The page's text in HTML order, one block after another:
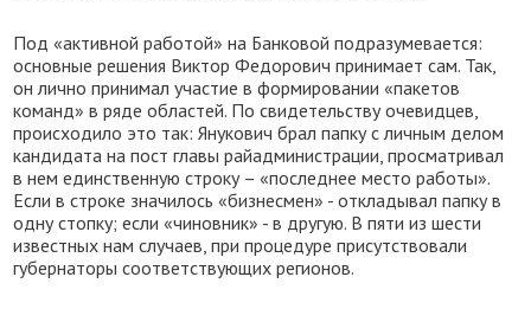
Под «активной работой» на Банковой подразумевается:
основные решения Виктор Федорович принимает сам. Так,
он лично принимал участие в формировании «пакетов
команд» в ряде областей. По свидетельству очевидцев,
происходило это так: Янукович брал папку с личным делом
кандидата на пост главы райадминистрации, просматривал
в нем единственную строку – «последнее место работы».
Если в строке значилось «бизнесмен» - откладывал папку в
одну стопку; если «чиновник» - в другую. В пяти из шести
известных нам случаев, при процедуре присутствовали
губернаторы соответствующих регионов.